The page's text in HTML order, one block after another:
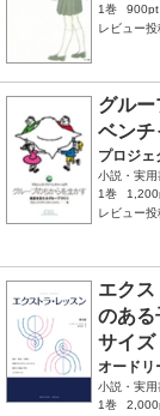
1巻
900pt
レビュー
グル
ベンチ
プロジェ
小説・実用
1巻
レビュー
エク
のある
サイズ
オードリ
小説・実用
1巻